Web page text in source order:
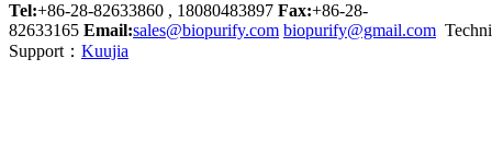
Tel:+86-28-82633860 , 18080483897 Fax:+86-28-
82633165 Email:sales@biopurify.com biopurify@gmail.com
Support： Kuujia